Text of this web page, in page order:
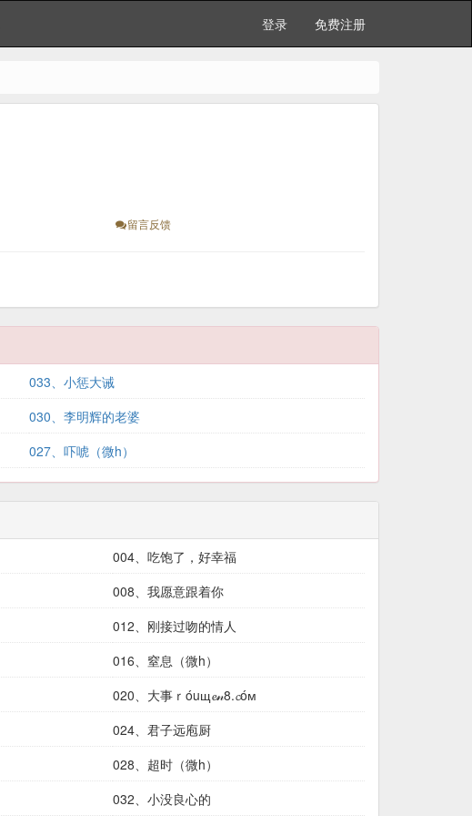
登录 免费注册
留言反馈
033、小惩大诫
030、李明辉的老婆
027、吓唬（微h）
004、吃饱了，好幸福
008、我愿意跟着你
012、刚接过吻的情人
016、窒息（微h）
020、大事ｒóuщ𝓮𝓃8.𝓬óм
024、君子远庖厨
028、超时（微h）
032、小没良心的